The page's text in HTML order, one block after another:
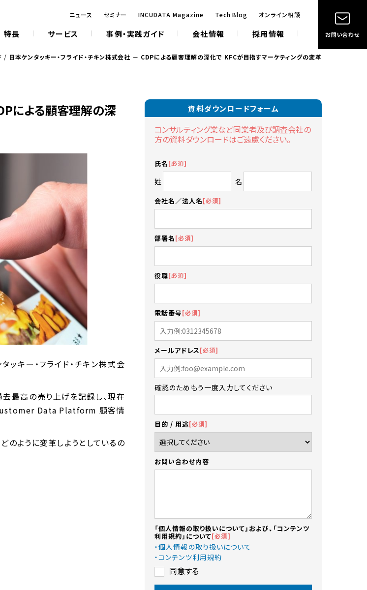
特長 サービス 事例・実践ガイド 会社情報 採用情報
ニュース セミナー INCUDATA Magazine Tech Blog オンライン相談
お問い合わせ
/ 日本ケンタッキー・フライド・チキン株式会社 － CDPによる顧客理解の深化で KFCが目指すマーケティングの変革
による顧客理解の深
キー・フライド・チキン株式会
最高の売り上げを記録し、現在
Customer Data Platform 顧客情
のように変革しようとしているの
資料ダウンロードフォーム
コンサルティング業など同業者及び調査会社の
方の資料ダウンロードはご遠慮ください。
氏名 必須
姓 名
会社名／法人名 必須
部署名 必須
役職 必須
電話番号 必須
メールアドレス 必須
確認のためもう一度入力してください
目的 / 用途 必須
お問い合わせ内容
「個人情報の取り扱いについて」および、「コンテンツ
利用規約」について 必須
・個人情報の取り扱いについて
・コンテンツ利用規約
同意する